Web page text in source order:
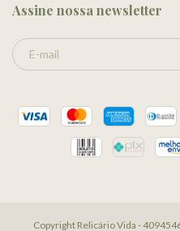
Assine nossa newsletter
Copyright Relicário Vida -